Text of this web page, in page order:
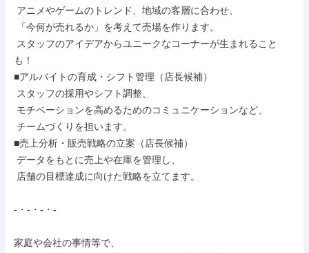
も！
■アルバイトの育成・シフト管理（店長候補）
■売上分析・販売戦略の立案（店長候補）
-・-・-・-
家庭や会社の事情等で、